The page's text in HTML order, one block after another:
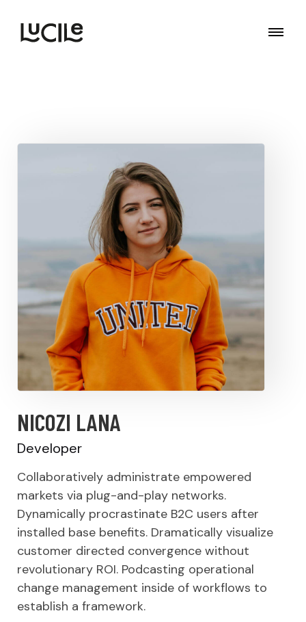
NICOZI LANA
Developer
Collaboratively administrate empowered
markets via plug-and-play networks.
Dynamically procrastinate B2C users after
installed base benefits. Dramatically visualize
customer directed convergence without
revolutionary ROI. Podcasting operational
change management inside of workflows to
establish a framework.